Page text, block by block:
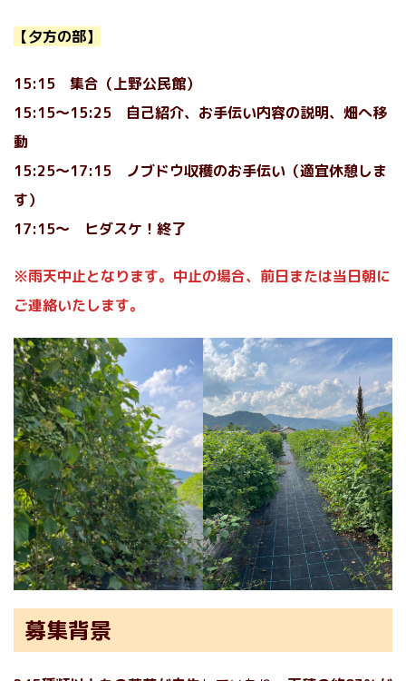
【夕方の部】
15:15 集合（上野公民館）
15:15〜15:25 自己紹介、お手伝い内容の説明、畑へ移
動
15:25〜17:15 ノブドウ収穫のお手伝い（適宜休憩しま
す）
17:15〜 ヒダスケ！終了
※雨天中止となります。中止の場合、前日または当日朝に
ご連絡いたします。
募集背景